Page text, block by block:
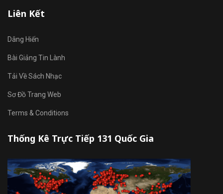
Liên Kết
Dâng Hiến
Bài Giảng Tin Lành
Tải Về Sách Nhạc
Sơ Đồ Trang Web
Terms & Conditions
Thống Kê Trực Tiếp 131 Quốc Gia